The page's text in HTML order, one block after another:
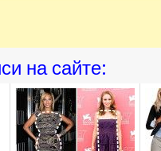
на сайте: